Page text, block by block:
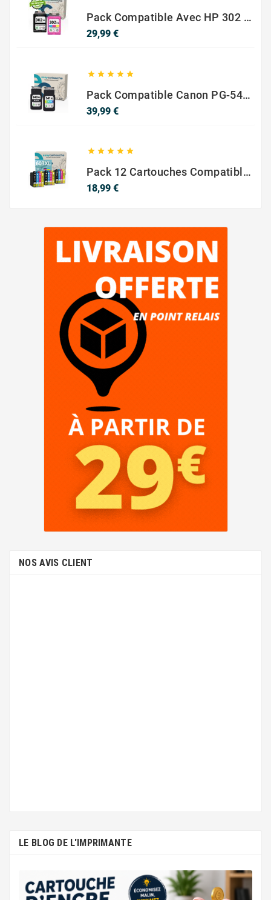
Pack Compatible Avec HP 302 XL Noir Et Couleur - SANS NIVEAU ENCRE
29,99 €Prix
    
Pack Compatible Canon PG-540 XL / CL-541 XL – Noir & Couleur – Haute Capacité
39,99 €Prix
    
Pack 12 Cartouches Compatible EPSON 603XL
18,99 €Prix
NOS AVIS CLIENT
LE BLOG DE L'IMPRIMANTE